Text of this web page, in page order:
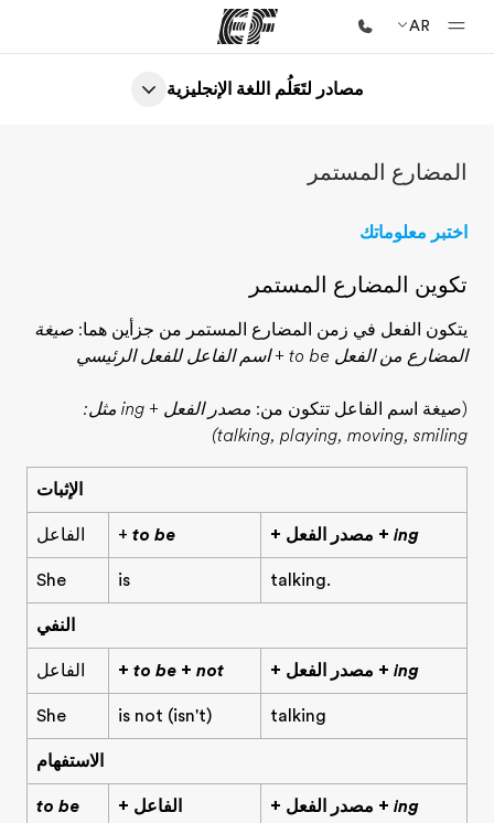
AR
الصفحة الرئيسية
برامج
أعثر على مكتب قريب منك
نبذة عنا
وظائف
مصادر لتَعَلُم اللغة الإنجليزية
المضارع المستمر
اختبر معلوماتك
تكوين المضارع المستمر
يتكون الفعل في زمن المضارع المستمر من جزأين هما: صيغة
المضارع من الفعل to be + اسم الفاعل للفعل الرئيسي
(صيغة اسم الفاعل تتكون من:
مصدر الفعل + ing مثل:
talking, playing, moving, smiling)
الإثبات
الفاعل + to be + مصدر الفعل + ing
She is talking.
النفي
الفاعل + to be + not + مصدر الفعل + ing
She is not (isn't) talking
الاستفهام
to be + الفاعل + مصدر الفعل + ing